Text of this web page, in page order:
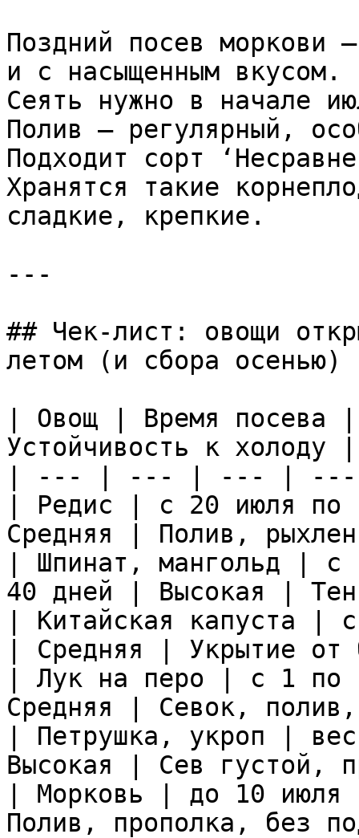
Поздний посев моркови
и с насыщенным
Сеять нужно в начале
Полив — регулярный,
Подходит сорт
Хранятся такие
сладкие, крепкие.
---
## Чек-лист: овощи
летом (и сбора осенью)
| Овощ | Время посева
Устойчивость к
| --- | --- | --- |
| Редис | с 20 июля по
Средняя | Полив,
| Шпинат, мангольд | с
40 дней | Высокая |
| Китайская капуста |
| Средняя | Укрытие от
| Лук на перо | с 1 по
Средняя | Севок,
| Петрушка, укроп |
Высокая | Сев густой,
| Морковь | до 10
Полив, прополка, без